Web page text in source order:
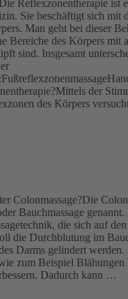
Reflexzonentherapie ist
Sie beschäftigt sich mit
Man geht bei dieser
Bereiche des Körpers mit
sind. Insgesamt
der
des Körpers
Colonmassage?Die
Bauchmassage
die sich auf
die Durchblutung im
Darms gelindert
zum Beispiel Blähungen
Dadurch kann …